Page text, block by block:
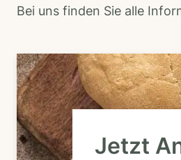
Bei uns finden Sie alle
Jetzt